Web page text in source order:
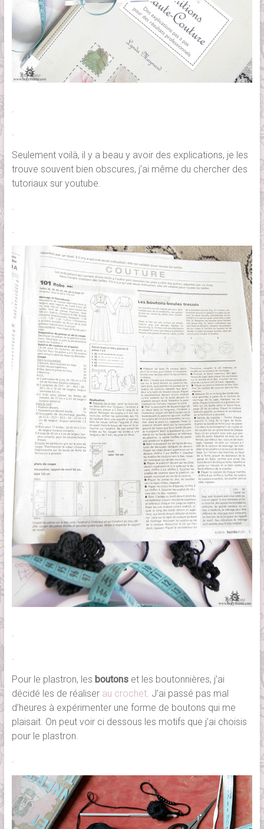
Seulement voilà, il y a beau y avoir des explications, je les
trouve souvent bien obscures, j’ai même du chercher des
tutoriaux sur youtube.
.
.
Pour le plastron, les boutonset les boutonnières, j’ai
décidé les de réaliser au crochet. J’ai passé pas mal
d’heures à expérimenter une forme de boutons qui me
plaisait. On peut voir ci dessous les motifs que j’ai choisis
pour le plastron.
.